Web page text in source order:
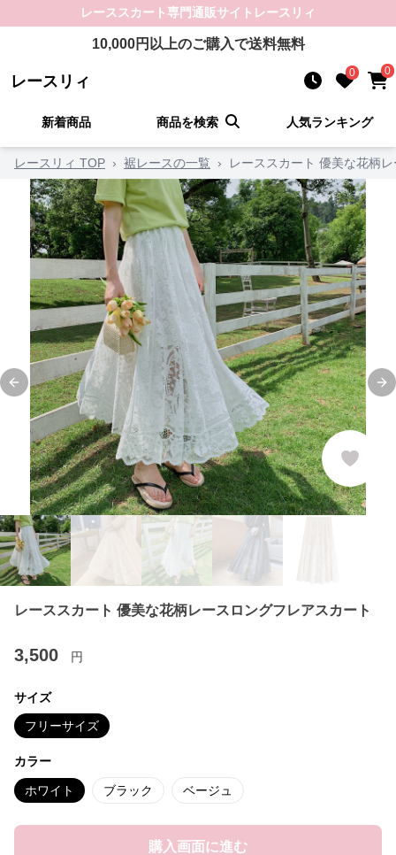
レーススカート専門通販サイト レースリィ
10,000円以上のご購入で送料無料
レースリィ 0 0
新着商品 商品を検索 人気ランキング
レースリィ TOP › 裾レースの一覧 › レーススカート 優美な花柄
Previous slide
レーススカート 優美な花柄レースロングフレアスカート
3,500 円
サイズ
フリーサイズ
カラー
ホワイト ブラック ベージュ
購入画面に進む